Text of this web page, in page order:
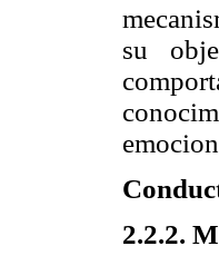
su
2.2.2.